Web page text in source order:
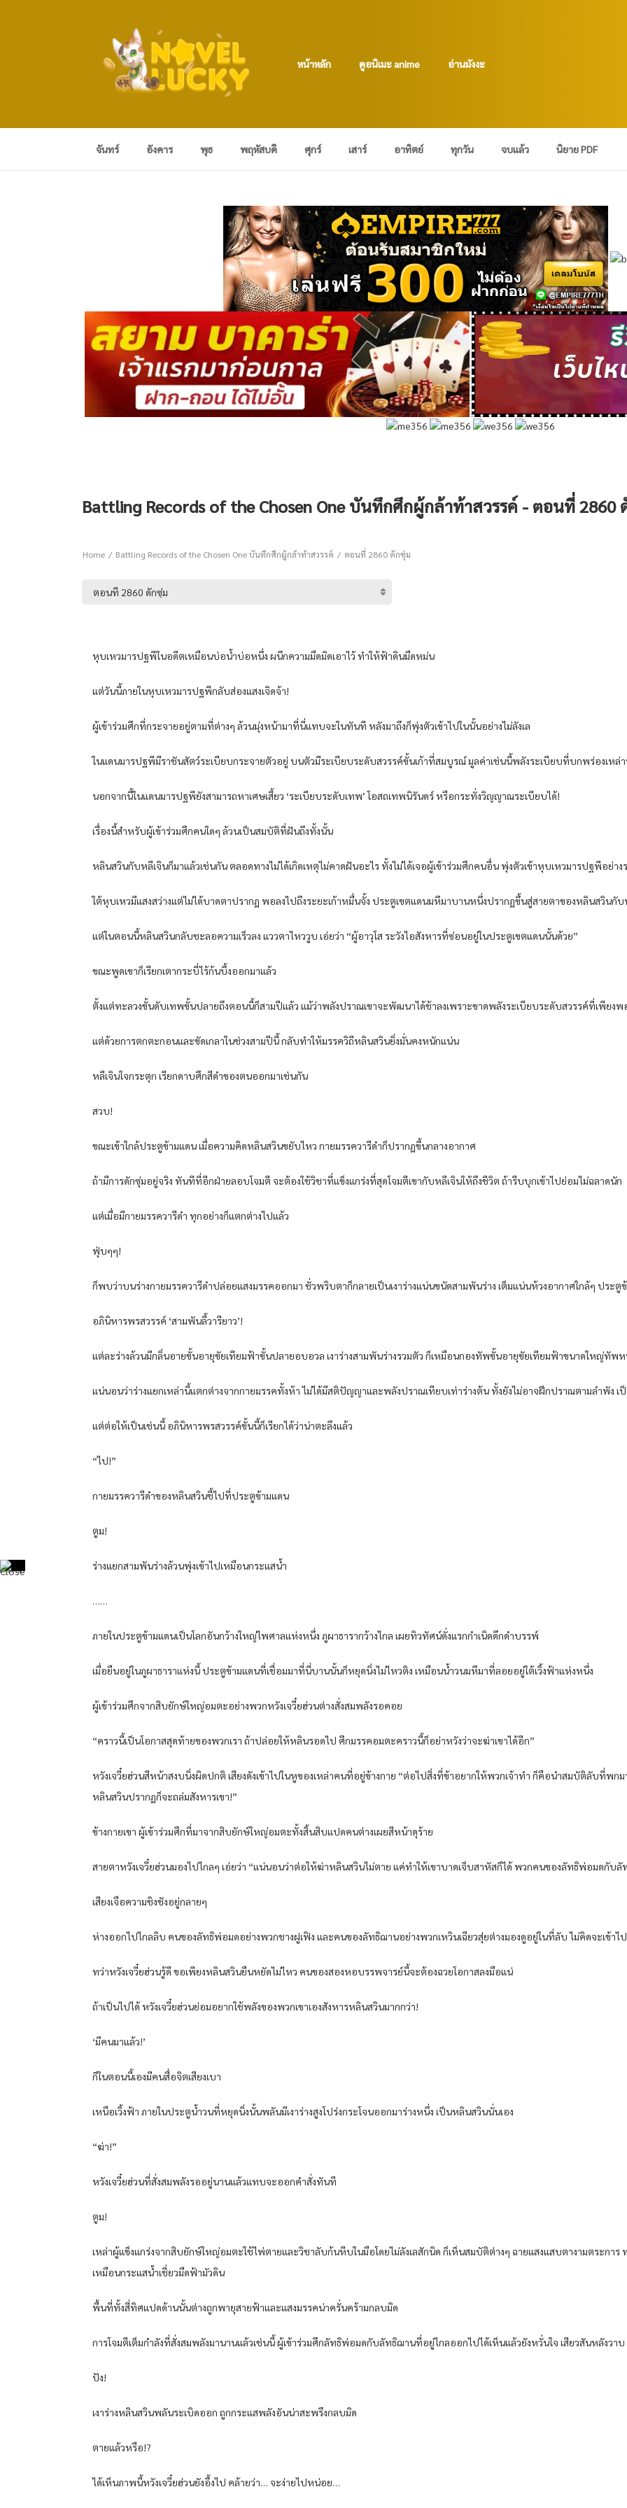
หน้าหลัก ดูอนิเมะ anime อ่านมังงะ
จันทร์ อังคาร พุธ พฤหัสบดี ศุกร์ เสาร์ อาทิตย์ ทุกวัน จบแล้ว นิยาย PDF
Battling Records of the Chosen One บันทึกศึกผู้กล้าท้าสวรรค์ - ตอนที่ 2860
Home Battling Records of the Chosen One บันทึกศึกผู้กล้าท้าสวรรค์ ตอนที่ 2860 ดักซุ่ม
หุบเหวมารปฐพีในอดีตเหมือนบ่อน้ำบ่อหนึ่ง ผนึกความมืดมิดเอาไว้ ทำให้ฟ้าดินมืดหม่น
แต่วันนี้ภายในหุบเหวมารปฐพีกลับส่องแสงเจิดจ้า!
ผู้เข้าร่วมศึกที่กระจายอยู่ตามที่ต่างๆ ล้วนมุ่งหน้ามาที่นี่แทบจะในทันที หลังมาถึงก็พุ่งตัวเข้าไปในนั้นอย่างไม่ลังเล
ในแดนมารปฐพีมีราชันสัตว์ระเบียบกระจายตัวอยู่ บนตัวมีระเบียบระดับสวรรค์ขั้นเก้าที่สมบูรณ์ มูลค่าเช่นนี้พลังระเบียบที่บกพร่องเหล่
นอกจากนี้ในแดนมารปฐพียังสามารถหาเศษเสี้ยว ‘ระเบียบระดับเทพ’ โอสถเทพนิรันดร์ หรือกระทั่งวิญญาณระเบียบได้!
เรื่องนี้สำหรับผู้เข้าร่วมศึกคนใดๆ ล้วนเป็นสมบัติที่ฝันถึงทั้งนั้น
หลินสวินกับหลีเจินก็มาแล้วเช่นกัน ตลอดทางไม่ได้เกิดเหตุไม่คาดฝันอะไร ทั้งไม่ได้เจอผู้เข้าร่วมศึกคนอื่น พุ่งตัวเข้าหุบเหวมารปฐพีอย่าง
ใต้หุบเหวมีแสงสว่างแต่ไม่ได้บาดตาปรากฏ พอลงไปถึงระยะเก้าหมื่นจั้ง ประตูเขตแดนมหึมาบานหนึ่งปรากฏขึ้นสู่สายตาของหลินสวินกับ
แต่ในตอนนี้หลินสวินกลับชะลอความเร็วลง แววตาไหววูบ เอ่ยว่า “ผู้อาวุโส ระวังไอสังหารที่ซ่อนอยู่ในประตูเขตแดนนั้นด้วย”
ขณะพูดเขาก็เรียกเตากระบี่ไร้ก้นบึ้งออกมาแล้ว
ตั้งแต่ทะลวงขั้นดับเทพขั้นปลายถึงตอนนี้ก็สามปีแล้ว แม้ว่าพลังปราณเขาจะพัฒนาได้ช้าลงเพราะขาดพลังระเบียบระดับสวรรค์ที่เพียงพ
แต่ด้วยการตกตะกอนและขัดเกลาในช่วงสามปีนี้ กลับทำให้มรรควิถีหลินสวินยิ่งมั่นคงหนักแน่น
หลีเจินใจกระตุก เรียกดาบศึกสีดำของตนออกมาเช่นกัน
สวบ!
ขณะเข้าใกล้ประตูข้ามแดน เมื่อความคิดหลินสวินขยับไหว กายมรรควารีดำก็ปรากฏขึ้นกลางอากาศ
ถ้ามีการดักซุ่มอยู่จริง ทันทีที่อีกฝ่ายลอบโจมตี จะต้องใช้วิชาที่แข็งแกร่งที่สุดโจมตีเขากับหลีเจินให้ถึงชีวิต ถ้ารีบบุกเข้าไปย่อมไม่ฉลาดนัก
แต่เมื่อมีกายมรรควารีดำ ทุกอย่างก็แตกต่างไปแล้ว
ฟุ่บๆๆ!
ก็พบว่าบนร่างกายมรรควารีดำปล่อยแสงมรรคออกมา ชั่วพริบตาก็กลายเป็นเงาร่างแน่นขนัดสามพันร่าง เต็มแน่นห้วงอากาศใกล้ๆ ประตู
อภินิหารพรสวรรค์ ‘สามพันลี้วารียาว’!
แต่ละร่างล้วนมีกลิ่นอายขั้นอายุขัยเทียมฟ้าขั้นปลายอบอวล เงาร่างสามพันร่างรวมตัว ก็เหมือนกองทัพขั้นอายุขัยเทียมฟ้าขนาดใหญ่ทัพห
แน่นอนว่าร่างแยกเหล่านี้แตกต่างจากกายมรรคทั้งห้า ไม่ได้มีสติปัญญาและพลังปราณเทียบเท่าร่างต้น ทั้งยังไม่อาจฝึกปราณตามลำพัง เ
แต่ต่อให้เป็นเช่นนี้ อภินิหารพรสวรรค์ขั้นนี้ก็เรียกได้ว่าน่าตะลึงแล้ว
“ไป!”
กายมรรควารีดำของหลินสวินชี้ไปที่ประตูข้ามแดน
ตูม!
ร่างแยกสามพันร่างล้วนพุ่งเข้าไปเหมือนกระแสน้ำ
……
ภายในประตูข้ามแดนเป็นโลกอันกว้างใหญ่ไพศาลแห่งหนึ่ง ภูผาธารากว้างไกล เผยทิวทัศน์ดั่งแรกกำเนิดดึกดำบรรพ์
เมื่อยืนอยู่ในภูผาธาราแห่งนี้ ประตูข้ามแดนที่เชื่อมมาที่นี่บานนั้นก็หยุดนิ่งไม่ไหวติง เหมือนน้ำวนมหึมาที่ลอยอยู่ใต้เวิ้งฟ้าแห่งหนึ่ง
ผู้เข้าร่วมศึกจากสิบยักษ์ใหญ่อมตะอย่างพวกหวังเจวี๋ยฮ่วนต่างสั่งสมพลังรอคอย
“คราวนี้เป็นโอกาสสุดท้ายของพวกเรา ถ้าปล่อยให้หลินรอดไป ศึกมรรคอมตะคราวนี้ก็อย่าหวังว่าจะฆ่าเขาได้อีก”
หวังเจวี๋ยฮ่วนสีหน้าสงบนิ่งผิดปกติ เสียงดังเข้าไปในหูของเหล่าคนที่อยู่ข้างกาย “ต่อไปสิ่งที่ข้าอยากให้พวกเจ้าทำ ก็คือนำสมบัติลับที่พก
หลินสวินปรากฏก็จะถล่มสังหารเขา!”
ข้างกายเขา ผู้เข้าร่วมศึกที่มาจากสิบยักษ์ใหญ่อมตะทั้งสิ้นสิบแปดคนต่างเผยสีหน้าดุร้าย
สายตาหวังเจวี๋ยฮ่วนมองไปไกลๆ เอ่ยว่า “แน่นอนว่าต่อให้ฆ่าหลินสวินไม่ตาย แค่ทำให้เขาบาดเจ็บสาหัสก็ได้ พวกคนของลัทธิพ่อมดกั
เสียงเจือความชิงชังอยู่กลายๆ
ห่างออกไปไกลลิบ คนของลัทธิพ่อมดอย่างพวกชางฝูเฟิง และคนของลัทธิฌานอย่างพวกเหวินเฉียวสุ่ยต่างมองดูอยู่ในที่ลับ ไม่คิดจะเข้าไ
ทว่าหวังเจวี๋ยฮ่วนรู้ดี ขอเพียงหลินสวินยืนหยัดไม่ไหว คนของสองหอบรรพจารย์นี้จะต้องฉวยโอกาสลงมือแน่
ถ้าเป็นไปได้ หวังเจวี๋ยฮ่วนย่อมอยากใช้พลังของพวกเขาเองสังหารหลินสวินมากกว่า!
‘มีคนมาแล้ว!’
ก็ในตอนนี้เองมีคนสื่อจิตเสียงเบา
เหนือเวิ้งฟ้า ภายในประตูน้ำวนที่หยุดนิ่งนั้นพลันมีเงาร่างสูงโปร่งกระโจนออกมาร่างหนึ่ง เป็นหลินสวินนั่นเอง
“ฆ่า!”
หวังเจวี๋ยฮ่วนที่สั่งสมพลังรออยู่นานแล้วแทบจะออกคำสั่งทันที
ตูม!
เหล่าผู้แข็งแกร่งจากสิบยักษ์ใหญ่อมตะใช้ไพ่ตายและวิชาลับก้นหีบในมือโดยไม่ลังเลสักนิด ก็เห็นสมบัติต่างๆ ฉายแสงแสบตางามตระกา
เหมือนกระแสน้ำเชี่ยวมืดฟ้ามัวดิน
พื้นที่ทั้งสี่ทิศแปดด้านนั้นต่างถูกพายุสายฟ้าและแสงมรรคน่าครั่นคร้ามกลบมิด
การโจมตีเต็มกำลังที่สั่งสมพลังมานานแล้วเช่นนี้ ผู้เข้าร่วมศึกลัทธิพ่อมดกับลัทธิฌานที่อยู่ไกลออกไปได้เห็นแล้วยังหวั่นใจ เสียวสันหลังวาบ
ปัง!
เงาร่างหลินสวินพลันระเบิดออก ถูกกระแสพลังอันน่าสะพรึงกลบมิด
ตายแล้วหรือ!?
ได้เห็นภาพนี้หวังเจวี๋ยฮ่วนยังอึ้งไป คล้ายว่า… จะง่ายไปหน่อย…